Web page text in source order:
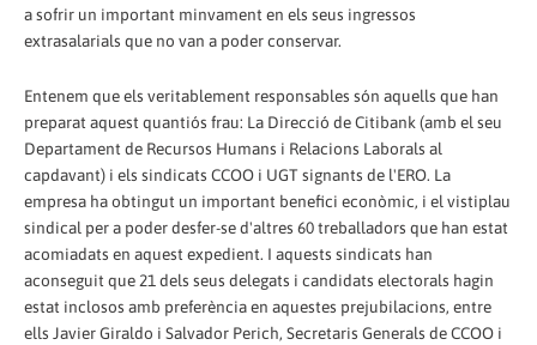
a sofrir un important minvament en els seus ingressos
extrasalarials que no van a poder conservar.
Entenem que els veritablement responsables són aquells que han
preparat aquest quantiós frau: La Direcció de Citibank (amb el seu
Departament de Recursos Humans i Relacions Laborals al
capdavant) i els sindicats CCOO i UGT signants de l'ERO. La
empresa ha obtingut un important benefici econòmic, i el vistiplau
sindical per a poder desfer-se d'altres 60 treballadors que han estat
acomiadats en aquest expedient. I aquests sindicats han
aconseguit que 21 dels seus delegats i candidats electorals hagin
estat inclosos amb preferència en aquestes prejubilacions, entre
ells Javier Giraldo i Salvador Perich, Secretaris Generals de CCOO i